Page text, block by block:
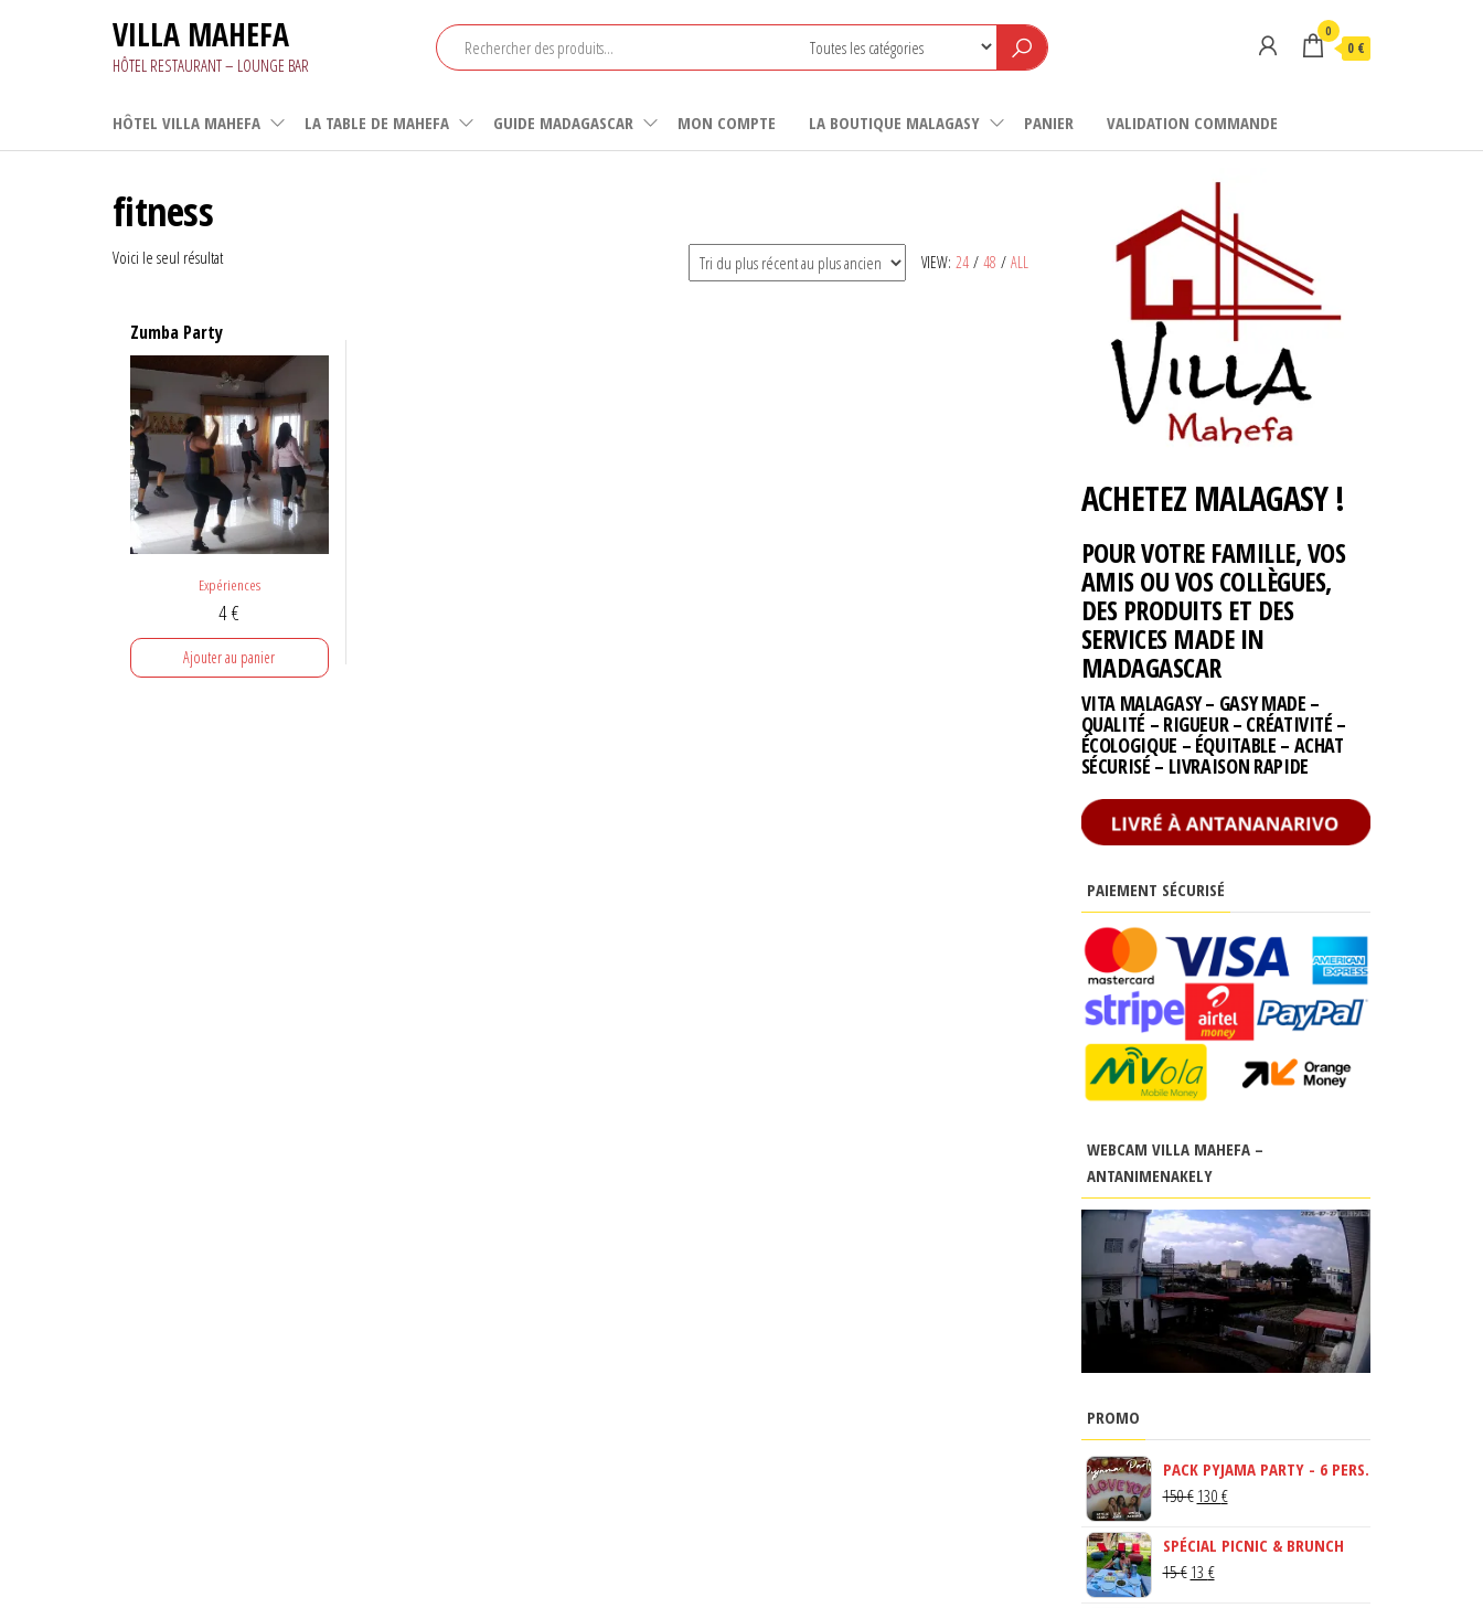
VILLA MAHEFA
HÔTEL RESTAURANT – LOUNGE BAR
0
0 €
HÔTEL VILLA MAHEFA LA TABLE DE MAHEFA GUIDE MADAGASCAR MON COMPTE LA BOUTIQUE MALAGASY PANIER VALIDATION COMMANDE
fitness
VIEW: 24 / 48 / ALL
Voici le seul résultat
Zumba Party
Expériences
4€
Ajouter au panier
ACHETEZ MALAGASY !
POUR VOTRE FAMILLE, VOS
AMIS OU VOS COLLÈGUES,
DES PRODUITS ET DES
SERVICES MADE IN
MADAGASCAR
VITA MALAGASY – GASY MADE –
QUALITÉ – RIGUEUR – CRÉATIVITÉ –
ÉCOLOGIQUE – ÉQUITABLE – ACHAT
SÉCURISÉ – LIVRAISON RAPIDE
PAIEMENT SÉCURISÉ
WEBCAM VILLA MAHEFA –
ANTANIMENAKELY
PROMO
PACK PYJAMA PARTY - 6 PERS.
150€ LE
INITIAL
ÉTAIT :
130 €LE
ACTUEL
SPÉCIAL PICNIC & BRUNCH
15€ LE
13 €LE